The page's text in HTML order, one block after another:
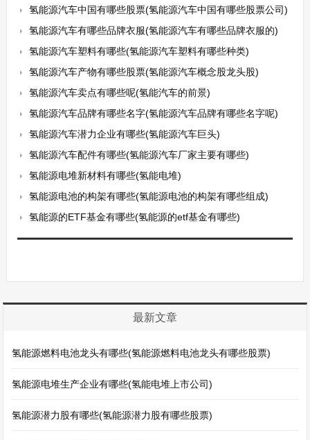
氢能源汽车中国有哪些股票(氢能源汽车中国有哪些股票公司)
氢能源汽车有哪些品牌衣服(氢能源汽车有哪些品牌衣服的)
氢能源汽车塑料有哪些(氢能源汽车塑料有哪些种类)
氢能源汽车产物有哪些股票(氢能源汽车概念股龙头股)
氢能源汽车卖点有哪些呢(氢能汽车的前景)
氢能源汽车品牌有哪些名字(氢能源汽车品牌有哪些名字呢)
氢能源汽车潜力企业有哪些(氢能源汽车巨头)
氢能源汽车配件有哪些(氢能源汽车厂家主要有哪些)
氢能源电堆新材料有哪些(氢能电堆)
氢能源电池的构架有哪些(氢能源电池的构架有哪些组成)
氢能源的ETF基金有哪些(氢能源的etf基金有哪些)
最新文章
氢能源燃料电池龙头有哪些(氢能源燃料电池龙头有哪些股票)
氢能源电堆生产企业有哪些(氢能电堆上市公司)
氢能源潜力股有哪些(氢能源潜力股有哪些股票)